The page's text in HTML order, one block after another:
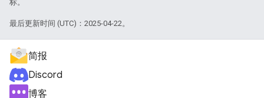
标。
最后更新时间 (UTC)：2025-04-22。
简报
Discord
博客